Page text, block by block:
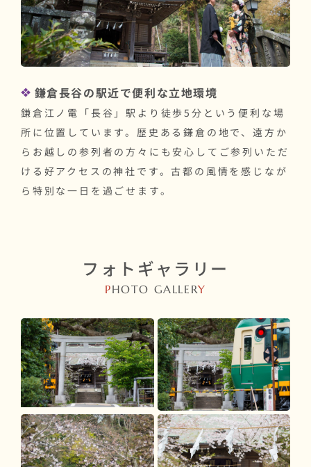
鎌倉長谷の駅近で便利な立地環境
鎌倉江ノ電「長谷」駅より徒歩5分という便利な場
所に位置しています。歴史ある鎌倉の地で、遠方か
らお越しの参列者の方々にも安心してご参列いただ
ける好アクセスの神社です。古都の風情を感じなが
ら特別な一日を過ごせます。
フォトギャラリー
PHOTO GALLERY